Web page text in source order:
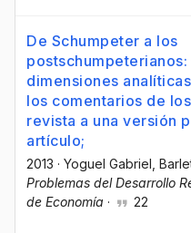
De Schumpeter a los
dimensiones
los comentarios de
revista a una versión
artículo;
2013 · Yoguel Gabriel ,
Problemas del Desarrollo
de Economía · 22